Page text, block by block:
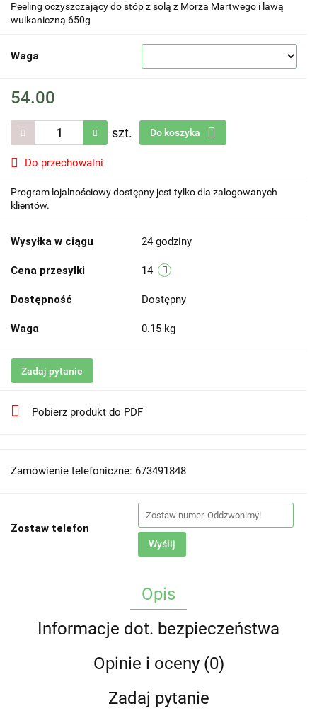
Peeling oczyszczający do stóp z solą z Morza Martwego i lawą
wulkaniczną 650g
Waga
54.00
szt. Do koszyka
Do przechowalni
Program lojalnościowy dostępny jest tylko dla zalogowanych
klientów.
Wysyłka w ciągu 24 godziny
Cena przesyłki 14
Dostępność Dostępny
Waga 0.15 kg
Zadaj pytanie
Pobierz produkt do PDF
Zamówienie telefoniczne: 673491848
Zostaw telefon
Wyślij
Opis
Informacje dot. bezpieczeństwa
Opinie i oceny (0)
Zadaj pytanie